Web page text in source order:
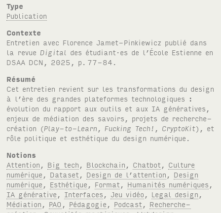
Type
Publication
Contexte
Entretien avec Florence Jamet-Pinkiewicz publié dans
la revue Digital des étudiant·es de l’École Estienne en
DSAA DCN , 2025, p.
77-84.
Résumé
Cet entretien revient sur les transformations du design
à l’ère des grandes plateformes technologiques :
évolution du rapport aux outils et aux IA génératives,
enjeux de médiation des savoirs, projets de recherche-
création (Play-to-Learn Fucking Tech! CryptoKit), et
rôle politique et esthétique du design numérique.
Notions
Attention
Big tech Blockchain Chatbot
Culture
numérique
Dataset Design de l’attention
Design
numérique
Esthétique Format Humanités numériques
IA générative
Interfaces Jeu vidéo Legal design
Médiation
PAO Pédagogie Podcast
Recherche-